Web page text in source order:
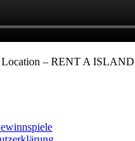
Location – RENT A ISLAND